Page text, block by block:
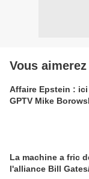
Vous
Affaire Epstein :
GPTV Mike
La machine a fric
l'alliance Bill